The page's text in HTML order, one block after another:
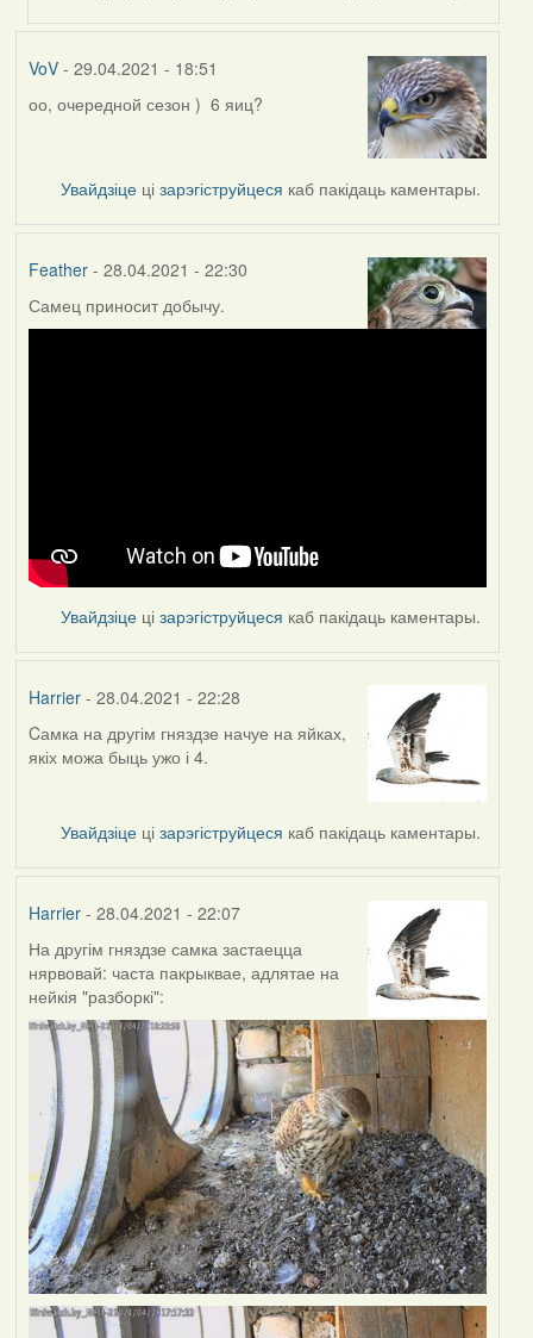
VoV- 29.04.2021 - 18:51
оо, очередной сезон ) 6 яиц?
Увайдзіце цізарэгіструйцеся каб пакідаць каментары.
Feather- 28.04.2021 - 22:30
Самец приносит добычу.
Увайдзіце цізарэгіструйцеся каб пакідаць каментары.
Harrier- 28.04.2021 - 22:28
Cамка на другім гняздзе начуе на яйках,
якіх можа быць ужо і 4.
Увайдзіце цізарэгіструйцеся каб пакідаць каментары.
Harrier- 28.04.2021 - 22:07
На другім гняздзе самка застаецца
нярвовай: часта пакрыквае, адлятае на
нейкія "разборкі":